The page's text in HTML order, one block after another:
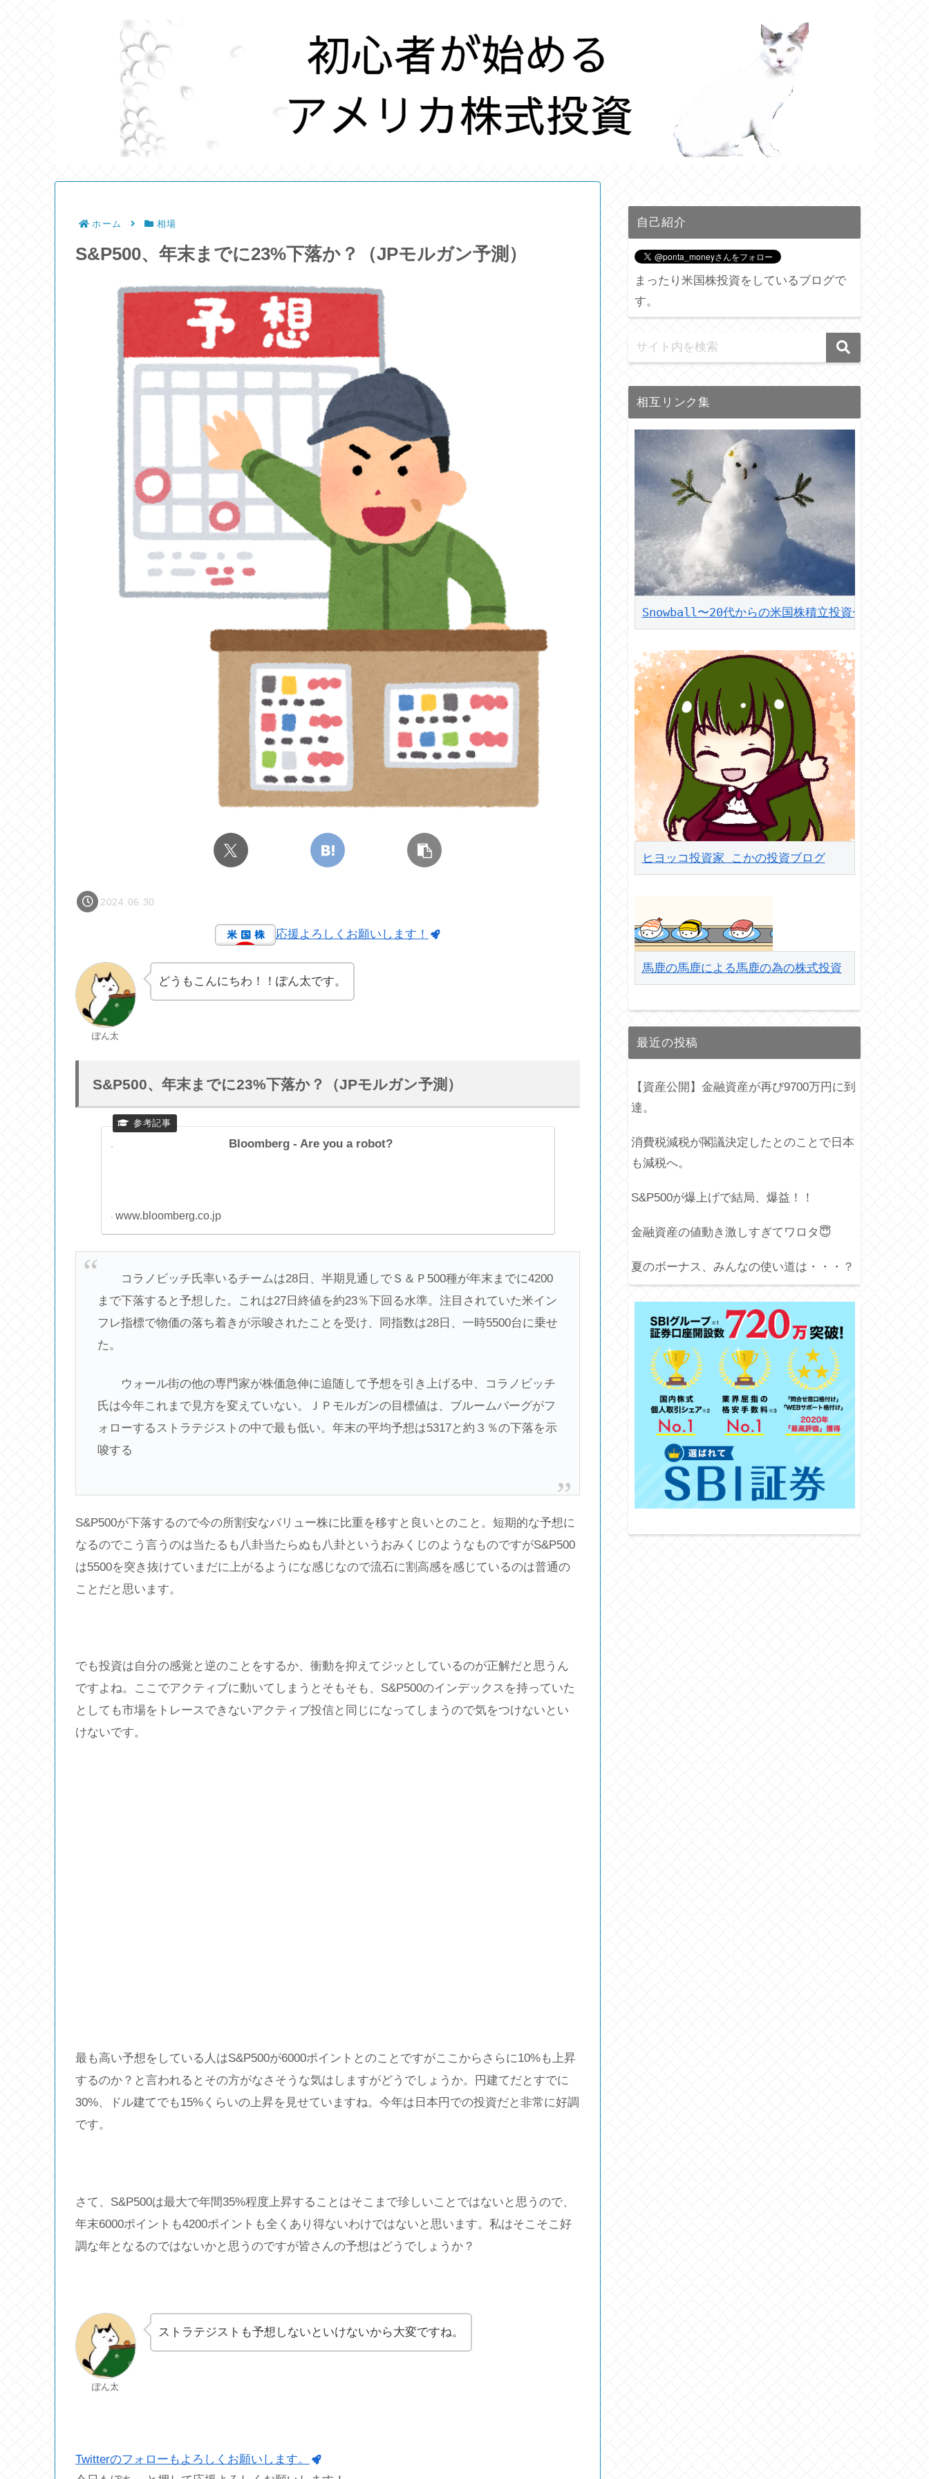
ホーム 相場
S&P500、年末までに23%下落か？（JPモルガン予測）
2024.06.30
応援よろしくお願いします！
ぽん太
どうもこんにちわ！！ぽん太です。
S&P500、年末までに23%下落か？（JPモルガン予測）
Bloomberg - Are you a robot?
www.bloomberg.co.jp
コラノビッチ氏率いるチームは28日、半期見通しでＳ＆Ｐ500種が年末までに4200
まで下落すると予想した。これは27日終値を約23％下回る水準。注目されていた米イン
フレ指標で物価の落ち着きが示唆されたことを受け、同指数は28日、一時5500台に乗せ
た。
ウォール街の他の専門家が株価急伸に追随して予想を引き上げる中、コラノビッチ
氏は今年これまで見方を変えていない。ＪＰモルガンの目標値は、ブルームバーグがフ
ォローするストラテジストの中で最も低い。年末の平均予想は5317と約３％の下落を示
唆する
S&P500が下落するので今の所割安なバリュー株に比重を移すと良いとのこと。短期的な予想に
なるのでこう言うのは当たるも八卦当たらぬも八卦というおみくじのようなものですがS&P500
は5500を突き抜けていまだに上がるようにな感じなので流石に割高感を感じているのは普通の
ことだと思います。
でも投資は自分の感覚と逆のことをするか、衝動を抑えてジッとしているのが正解だと思うん
ですよね。ここでアクティブに動いてしまうとそもそも、S&P500のインデックスを持っていた
としても市場をトレースできないアクティブ投信と同じになってしまうので気をつけないとい
けないです。
最も高い予想をしている人はS&P500が6000ポイントとのことですがここからさらに10%も上昇
するのか？と言われるとその方がなさそうな気はしますがどうでしょうか。円建てだとすでに
30%、ドル建てでも15%くらいの上昇を見せていますね。今年は日本円での投資だと非常に好調
です。
さて、S&P500は最大で年間35%程度上昇することはそこまで珍しいことではないと思うので、
年末6000ポイントも4200ポイントも全くあり得ないわけではないと思います。私はそこそこ好
調な年となるのではないかと思うのですが皆さんの予想はどうでしょうか？
ぽん太
ストラテジストも予想しないといけないから大変ですね。
Twitterのフォローもよろしくお願いします。
自己紹介
まったり米国株投資をしているブログで
す。
相互リンク集
Snowball〜20代からの米国株積立投資〜
ヒヨッコ投資家 こかの投資ブログ
馬鹿の馬鹿による馬鹿の為の株式投資
最近の投稿
【資産公開】金融資産が再び9700万円に到
達。
消費税減税が閣議決定したとのことで日本
も減税へ。
S&P500が爆上げで結局、爆益！！
金融資産の値動き激しすぎてワロタ😇
夏のボーナス、みんなの使い道は・・・？